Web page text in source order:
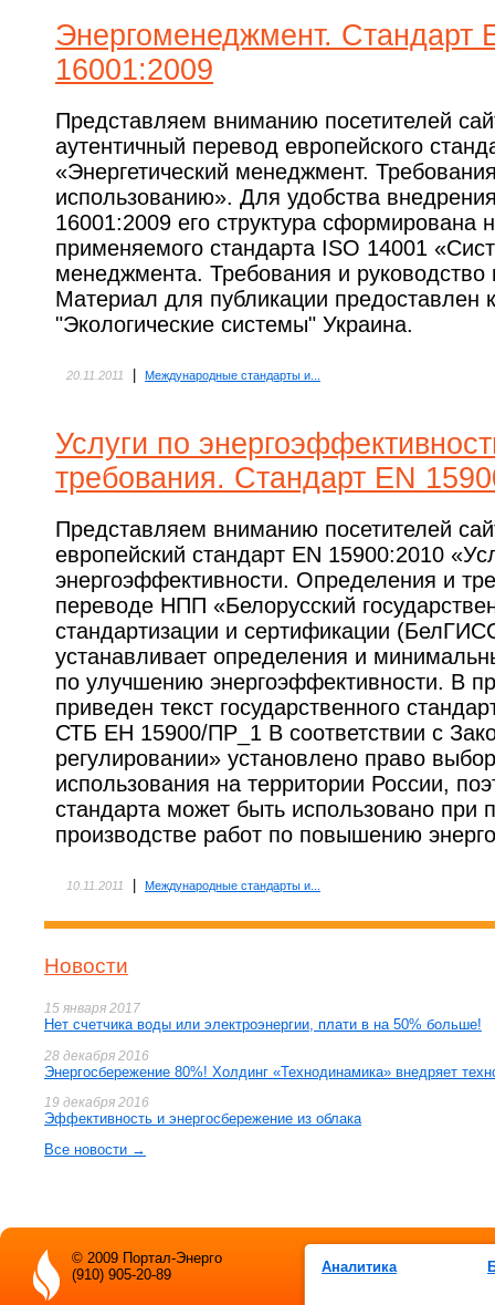
Энергоменеджмент. Стандарт
16001:2009
Представляем вниманию посетителей
аутентичный перевод европейского
«Энергетический менеджмент.
использованию». Для удобства
16001:2009 его структура сформирована
применяемого стандарта ISO 14001
менеджмента. Требования и руководство
Материал для публикации предоставлен
"Экологические системы" Украина.
20.11.2011 | Международные стандарты и...
Услуги по
требования. Стандарт EN
Представляем вниманию посетителей
европейский стандарт EN 15900:2010
энергоэффективности. Определения и
переводе НПП «Белорусский
стандартизации и сертификации
устанавливает определения и
по улучшению энергоэффективности. В
приведен текст государственного
СТБ ЕН 15900/ПР_1 В соответствии с
регулировании» установлено право
использования на территории России,
стандарта может быть использовано при
производстве работ по повышению
10.11.2011 Международные стандарты и...
Новости
15 января 2017
Нет счетчика воды или электроэнергии, плати в на 50% больше!
28 декабря 2016
Энергосбережение 80%! Холдинг «Технодинамика» внедряет
19 декабря 2016
Эффективность и энергосбережение из облака
Все новости →
Аналитика
© 2009 Портал-Энерго
(910) 905-20-89